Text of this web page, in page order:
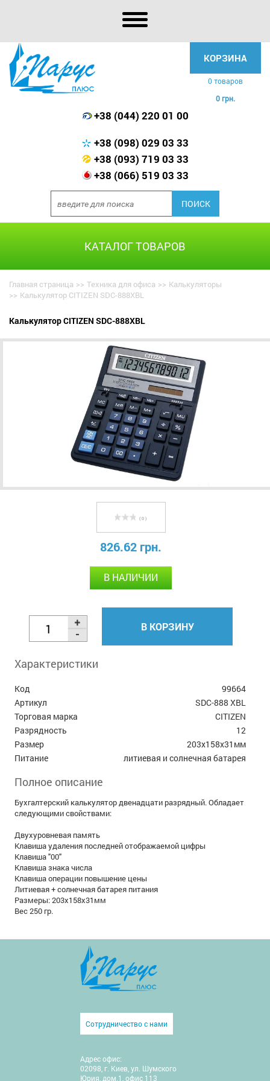
КОРЗИНА
0 товаров
0 грн.
+38 (044) 220 01 00
+38 (098) 029 03 33
+38 (093) 719 03 33
+38 (066) 519 03 33
КАТАЛОГ ТОВАРОВ
Главная страница >> Техника для офиса >> Калькуляторы
>> Калькулятор CITIZEN SDC-888XBL
Калькулятор CITIZEN SDC-888XBL
( 0 )
826.62 грн.
В НАЛИЧИИ
В КОРЗИНУ
Характеристики
Код
99664
Артикул
SDC-888 XBL
Торговая марка
СITIZEN
Разрядность
12
Размер
203x158x31мм
Питание
литиевая и солнечная батарея
Полное описание
Бухгалтерский калькулятор двенадцати разрядный. Обладает
следующими свойствами:
Двухуровневая память
Клавиша удаления последней отображаемой цифры
Клавиша "00"
Клавиша знака числа
Клавиша операции повышение цены
Литиевая + солнечная батарея питания
Размеры: 203x158x31мм
Вес 250 гр.
Сотрудничество с нами
Адрес офис:
02098, г. Киев, ул. Шумского
Юрия, дом.1, офис 113